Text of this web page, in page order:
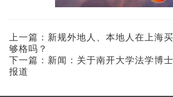
上一篇： 新规外地人、本地人在上海
够格吗？
下一篇： 新闻：关于南开大学法学博
报道